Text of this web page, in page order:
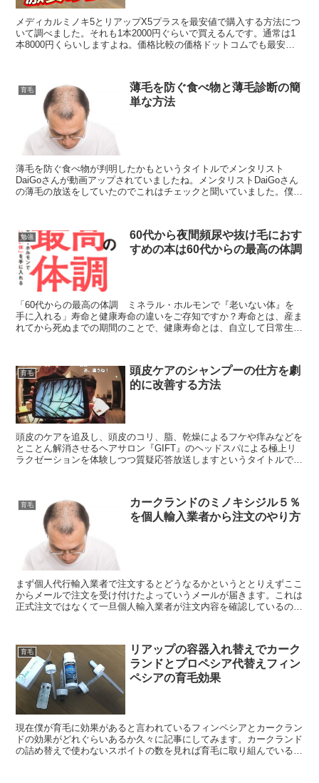
メディカルミノキ5とリアップX5プラスを最安値で購入する方法につ
いて調べました。それも1本2000円ぐらいで買えるんです。通常は1
本8000円くらいしますよね。価格比較の価格ドットコムでも最安値
育毛
薄毛を防ぐ食べ物と薄毛診断の簡
単な方法
薄毛を防ぐ食べ物が判明したかもというタイトルでメンタリスト
DaiGoさんが動画アップされていましたね。メンタリストDaiGoさん
の薄毛の放送をしていたのでこれはチェックと聞いていました。僕も
勉強
60代から夜間頻尿や抜け毛におす
すめの本は60代からの最高の体調
「60代からの最高の体調 ミネラル・ホルモンで『老いない体』を
手に入れる」寿命と健康寿命の違いをご存知ですか？寿命とは、産ま
れてから死ぬまでの期間のことで、健康寿命とは、自立して日常生活
育毛
頭皮ケアのシャンプーの仕方を劇
的に改善する方法
頭皮のケアを追及し、頭皮のコリ、脂、乾燥によるフケや痒みなどを
とことん解消させるヘアサロン『GIFT』のヘッドスパによる極上リ
ラクゼーションを体験しつつ質疑応答放送しますというタイトルでメ
育毛
カークランドのミノキシジル５％
を個人輸入業者から注文のやり方
まず個人代行輸入業者で注文するとどうなるかというととりえずここ
からメールで注文を受け付けたよっていうメールが届きます。これは
正式注文ではなくて一旦個人輸入業者が注文内容を確認しているのだ
育毛
リアップの容器入れ替えでカーク
ランドとプロペシア代替えフィン
ペシアの育毛効果
現在僕が育毛に効果があると言われているフィンペシアとカークラン
ドの効果がどれぐらいあるか久々に記事にしてみます。カークランド
の詰め替えで使わないスポイトの数を見れば育毛に取り組んでいる様